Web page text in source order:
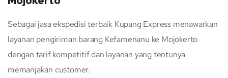
Sebagai jasa ekspedisi terbaik Kupang Express menawarkan
layanan pengiriman barang Kefamenanu ke Mojokerto
dengan tarif kompetitif dan layanan yang tentunya
memanjakan customer.